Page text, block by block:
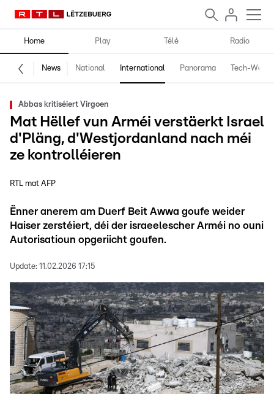
Home Play Télé Radio
News National International Panorama Tech-World
Abbas kritiséiert Virgoen
Mat Hëllef vun Arméi verstäerkt Israel
d'Pläng, d'Westjordanland nach méi
ze kontrolléieren
RTL mat AFP
Ënner anerem am Duerf Beit Awwa goufe weider
Haiser zerstéiert, déi der israeelescher Arméi no ouni
Autorisatioun opgeriicht goufen.
Update: 11.02.2026 17:15